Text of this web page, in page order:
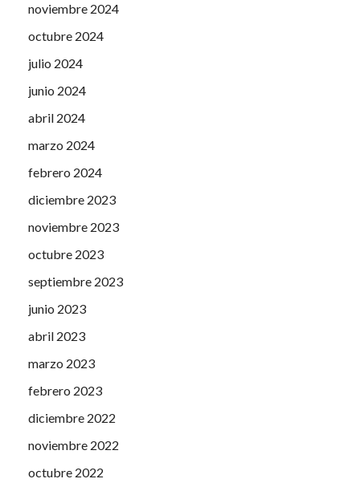
noviembre 2024
octubre 2024
julio 2024
junio 2024
abril 2024
marzo 2024
febrero 2024
diciembre 2023
noviembre 2023
octubre 2023
septiembre 2023
junio 2023
abril 2023
marzo 2023
febrero 2023
diciembre 2022
noviembre 2022
octubre 2022